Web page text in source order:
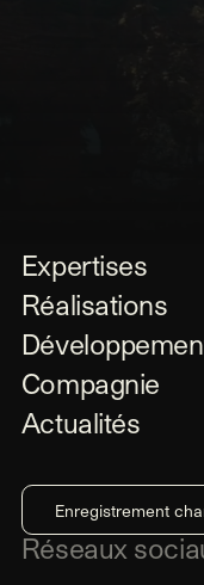
Expertises
Réalisations
Compagnie
Actualités
Enregistrement
Réseaux